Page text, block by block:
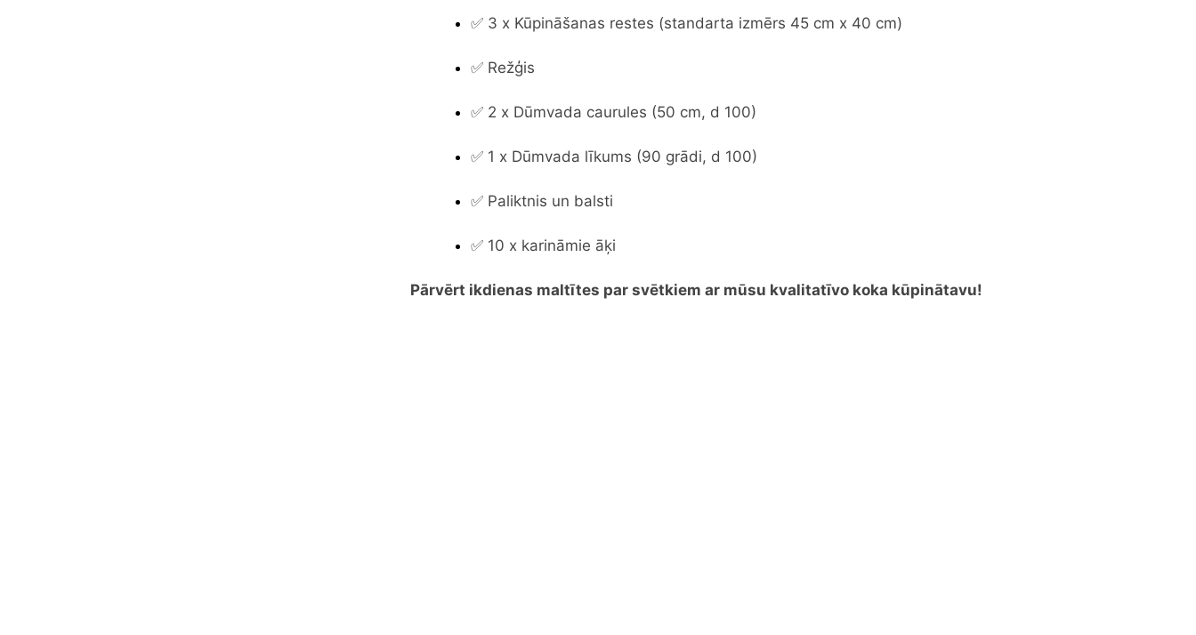
✅ 3 x Kūpināšanas restes (standarta izmērs 45 cm x 40 cm)
✅ Režģis
✅ 2 x Dūmvada caurules (50 cm, d 100)
✅ 1 x Dūmvada līkums (90 grādi, d 100)
✅ Paliktnis un balsti
✅ 10 x karināmie āķi
Pārvērt ikdienas maltītes par svētkiem ar mūsu kvalitatīvo koka kūpinātavu!